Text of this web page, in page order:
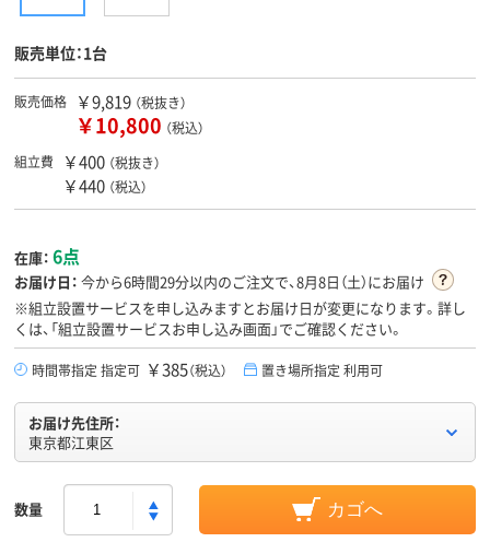
販売単位：1台
販売価格 ￥9,819 （税抜き）
￥10,800 （税込）
組立費
￥400 （税抜き）
￥440 （税込）
在庫： 6点
お届け日： 今から6時間29分以内のご注文で、8月8日（土）にお届け
※組立設置サービスを申し込みますとお届け日が変更になります。詳し
くは、「組立設置サービスお申し込み画面」でご確認ください。
時間帯指定 指定可 ￥385（税込） 置き場所指定 利用可
お届け先住所：
東京都江東区
数量 カゴへ